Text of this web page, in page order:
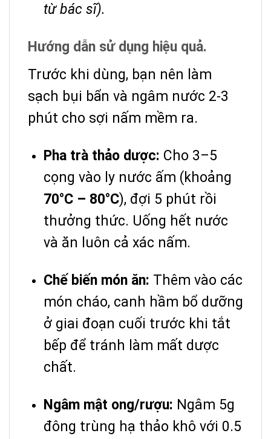
từ bác sĩ).
Hướng dẫn sử dụng hiệu quả.
Trước khi dùng, bạn nên làm
sạch bụi bẩn và ngâm nước 2-3
phút cho sợi nấm mềm ra.
Pha trà thảo dược: Cho 3–5
cọng vào ly nước ấm (khoảng
70°C – 80°C), đợi 5 phút rồi
thưởng thức. Uống hết nước
và ăn luôn cả xác nấm.
Chế biến món ăn: Thêm vào các
món cháo, canh hầm bổ dưỡng
ở giai đoạn cuối trước khi tắt
bếp để tránh làm mất dược
chất.
Ngâm mật ong/rượu: Ngâm 5g
đông trùng hạ thảo khô với 0.5